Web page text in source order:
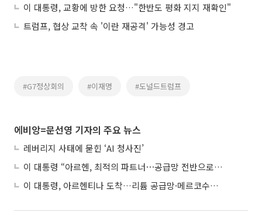
이 대통령, 교황에 방한 요청…"한반도 평화 지지 재확인"
트럼프, 협상 교착 속 '이란 재공격' 가능성 경고
#G7정상회의 #이재명 #도널드트럼프
에비앙=문선영 기자의 주요 뉴스
레버리지 사태에 묻힌 ‘AI 청사진’
이 대통령 “아르헨, 최적의 파트너⋯공급망 전반으로 확대”
이 대통령, 아르헨티나 도착…리튬 공급망·메르코수르 협력 논의